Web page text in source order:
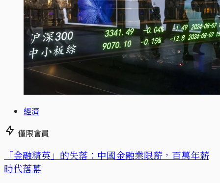
經濟
僅限會員
「金融精英」的失落：中國金融業限薪，百萬年薪
時代落幕